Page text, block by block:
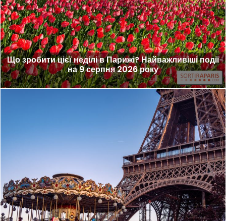
Що зробити цієї неділі в Парижі? Найважливіші події
на 9 серпня 2026 року